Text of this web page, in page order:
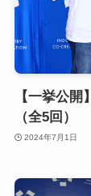
【一挙公
（全5回）
2024年7月1日